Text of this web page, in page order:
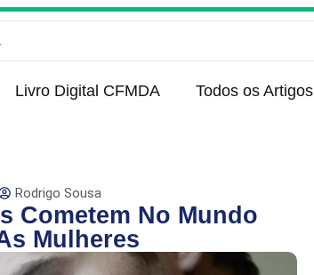
Livro Digital CFMDA Todos os Artigos
Rodrigo Sousa
Cometem No Mundo
Mulheres